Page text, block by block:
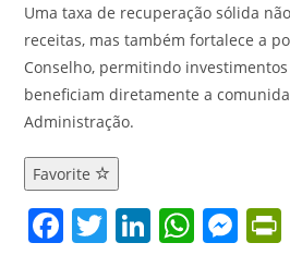
Uma taxa de recuperação sólida
receitas, mas também fortalece a
Conselho, permitindo
beneficiam diretamente a
Administração.
Favorite
F T Li W M